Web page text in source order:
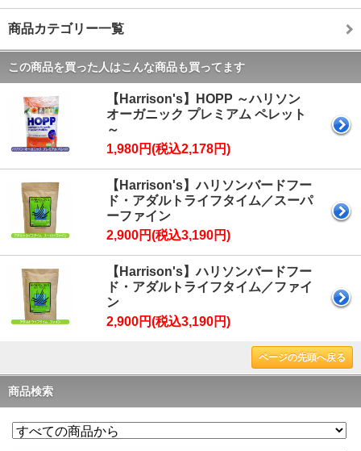
商品カテゴリー一覧
この商品を買った人はこんな商品も買ってます
【Harrison's】HOPP ～ハリソン
オーガニック プレミアム ペレット
～
1,980円(税込2,178円)
【Harrison's】ハリソンバードフー
ド・アダルトライフタイム／スーパ
ーファイン
2,900円(税込3,190円)
【Harrison's】ハリソンバードフー
ド・アダルトライフタイム／ファイ
ン
2,900円(税込3,190円)
ページの先頭へ戻る
商品検索